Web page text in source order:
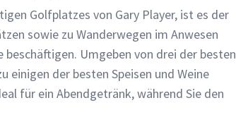
Golfplatzes von Gary Player, ist es der
sowie zu Wanderwegen im Anwesen
Umgeben von drei der besten
einigen der besten Speisen und Weine
für ein Abendgetränk, während Sie den